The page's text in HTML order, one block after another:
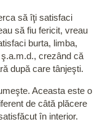
să îţi satisfaci
să fiu fericit, vreau
burta, limba,
crezând că
după care tânjeşti.
Aceasta este o
de câtă plăcere
în interior.